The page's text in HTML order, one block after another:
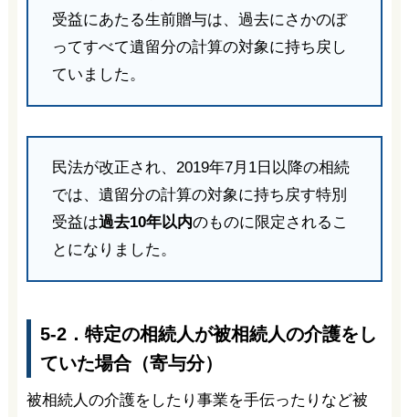
受益にあたる生前贈与は、過去にさかのぼ
ってすべて遺留分の計算の対象に持ち戻し
ていました。
民法が改正され、2019年7月1日以降の相続
では、遺留分の計算の対象に持ち戻す特別
受益は過去10年以内のものに限定されるこ
とになりました。
5-2．特定の相続人が被相続人の介護をし
ていた場合（寄与分）
被相続人の介護をしたり事業を手伝ったりなど被